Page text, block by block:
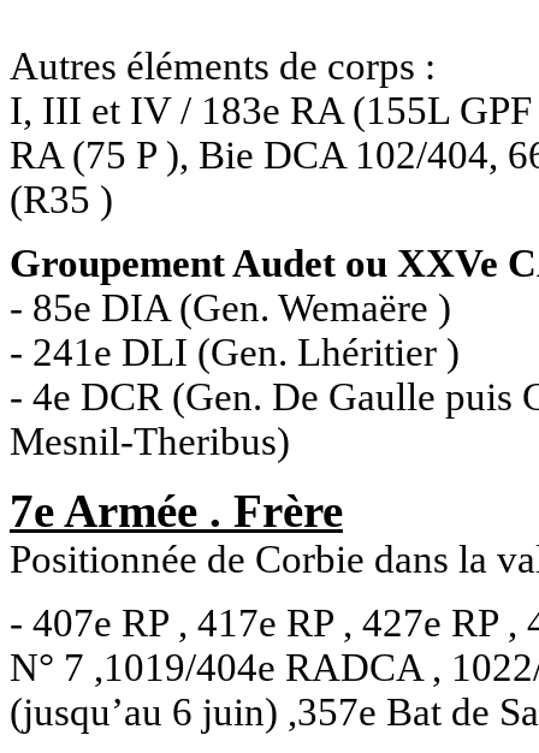
Autres éléments de corps :
I, III et IV / 183e RA (155L
RA (75 P ), Bie DCA 102/404,
(R35 )
Groupement Audet ou XXVe
- 85e DIA (Gen. Wemaëre )
- 241e DLI (Gen. Lhéritier )
- 4e DCR (Gen. De Gaulle puis
Mesnil-Theribus)
7e Armée . Frère
Positionnée de Corbie dans la
- 407e RP , 417e RP , 427e RP
N° 7 ,1019/404e RADCA ,
(jusqu’au 6 juin) ,357e Bat de